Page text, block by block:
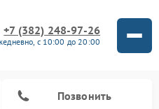
+7 (382) 248-97-26
с 10:00 до 20:00
Позвонить